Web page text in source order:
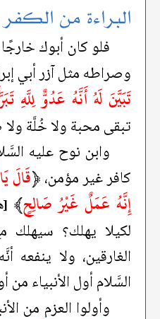
البراءة من
فلو كان أبوك
وصراطه مثل آزر أبي
تَبَيَّنَ لَهُ أَنَّهُ عَدُوٌّ لِلَّهِ
تبقى محبة ولا خُلَّة
وابن نوح عليه
كافر غير مؤمن،﴿قَالَ
إِنَّهُ عَمَلٌ غَيْرُ صَالِحٍ﴾
لكيلا يهلك؟ سيهلك
الغارقين، ولا ينفعه
السَّلام أول الأنبياء من
وأولوا العزم من